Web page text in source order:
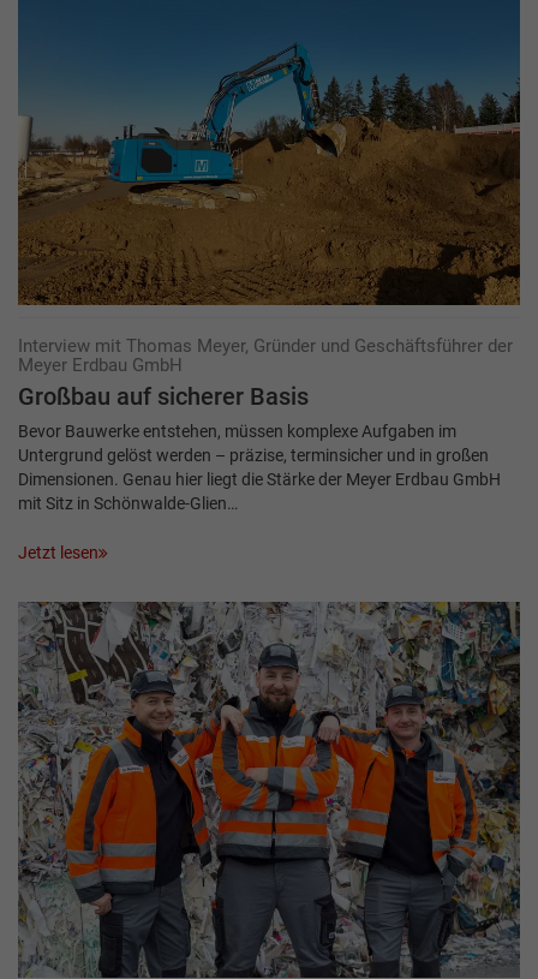
Interview mit Thomas Meyer, Gründer und Geschäftsführer der
Meyer Erdbau GmbH
Großbau auf sicherer Basis
Bevor Bauwerke entstehen, müssen komplexe Aufgaben im
Untergrund gelöst werden – präzise, terminsicher und in großen
Dimensionen. Genau hier liegt die Stärke der Meyer Erdbau GmbH
mit Sitz in Schönwalde-Glien…
Jetzt lesen